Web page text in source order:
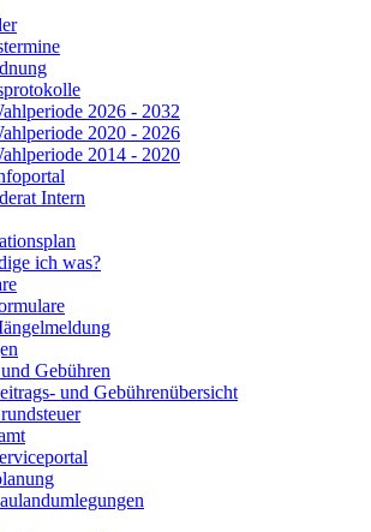
2026 - 2032
2020 - 2026
2014 - 2020
Intern
ich was?
Gebühren
und Gebührenübersicht